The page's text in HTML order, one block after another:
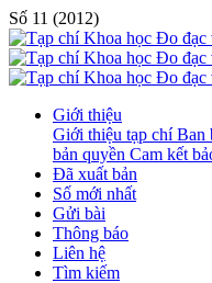
Số 11 (2012)
Giới thiệu
Giới thiệu tạp chíBan
bản quyền Cam kết
Đã xuất bản
Số mới nhất
Gửi bài
Thông báo
Liên hệ
Tìm kiếm